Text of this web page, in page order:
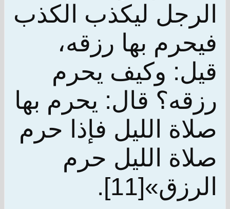
الرجل ليكذب الكذب
فيحرم بها رزقه،
قيل: وكيف يحرم
رزقه؟ قال: يحرم بها
صلاة الليل فإذا حرم
صلاة الليل حرم
الرزق»[11].